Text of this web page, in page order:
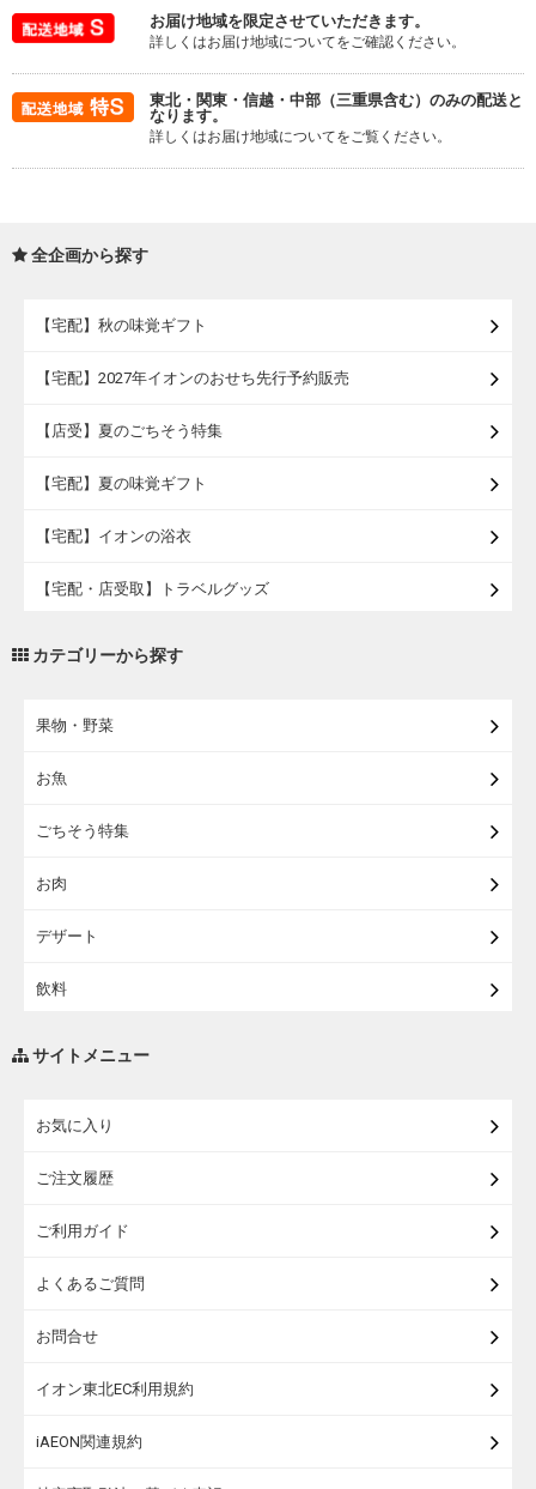
お届け地域を限定させていただきます。
詳しくはお届け地域についてをご確認ください。
東北・関東・信越・中部（三重県含む）のみの配送と
なります。
詳しくはお届け地域についてをご覧ください。
全企画から探す
【宅配】秋の味覚ギフト
【宅配】2027年イオンのおせち先行予約販売
【店受】夏のごちそう特集
【宅配】夏の味覚ギフト
【宅配】イオンの浴衣
【宅配・店受取】トラベルグッズ
カテゴリーから探す
果物・野菜
お魚
ごちそう特集
お肉
デザート
飲料
サイトメニュー
お気に入り
ご注文履歴
ご利用ガイド
よくあるご質問
お問合せ
イオン東北EC利用規約
iAEON関連規約